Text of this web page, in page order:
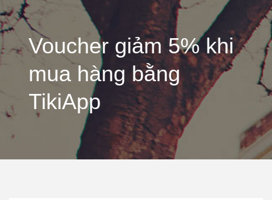
Voucher giảm 5% khi
mua hàng bằng
TikiApp